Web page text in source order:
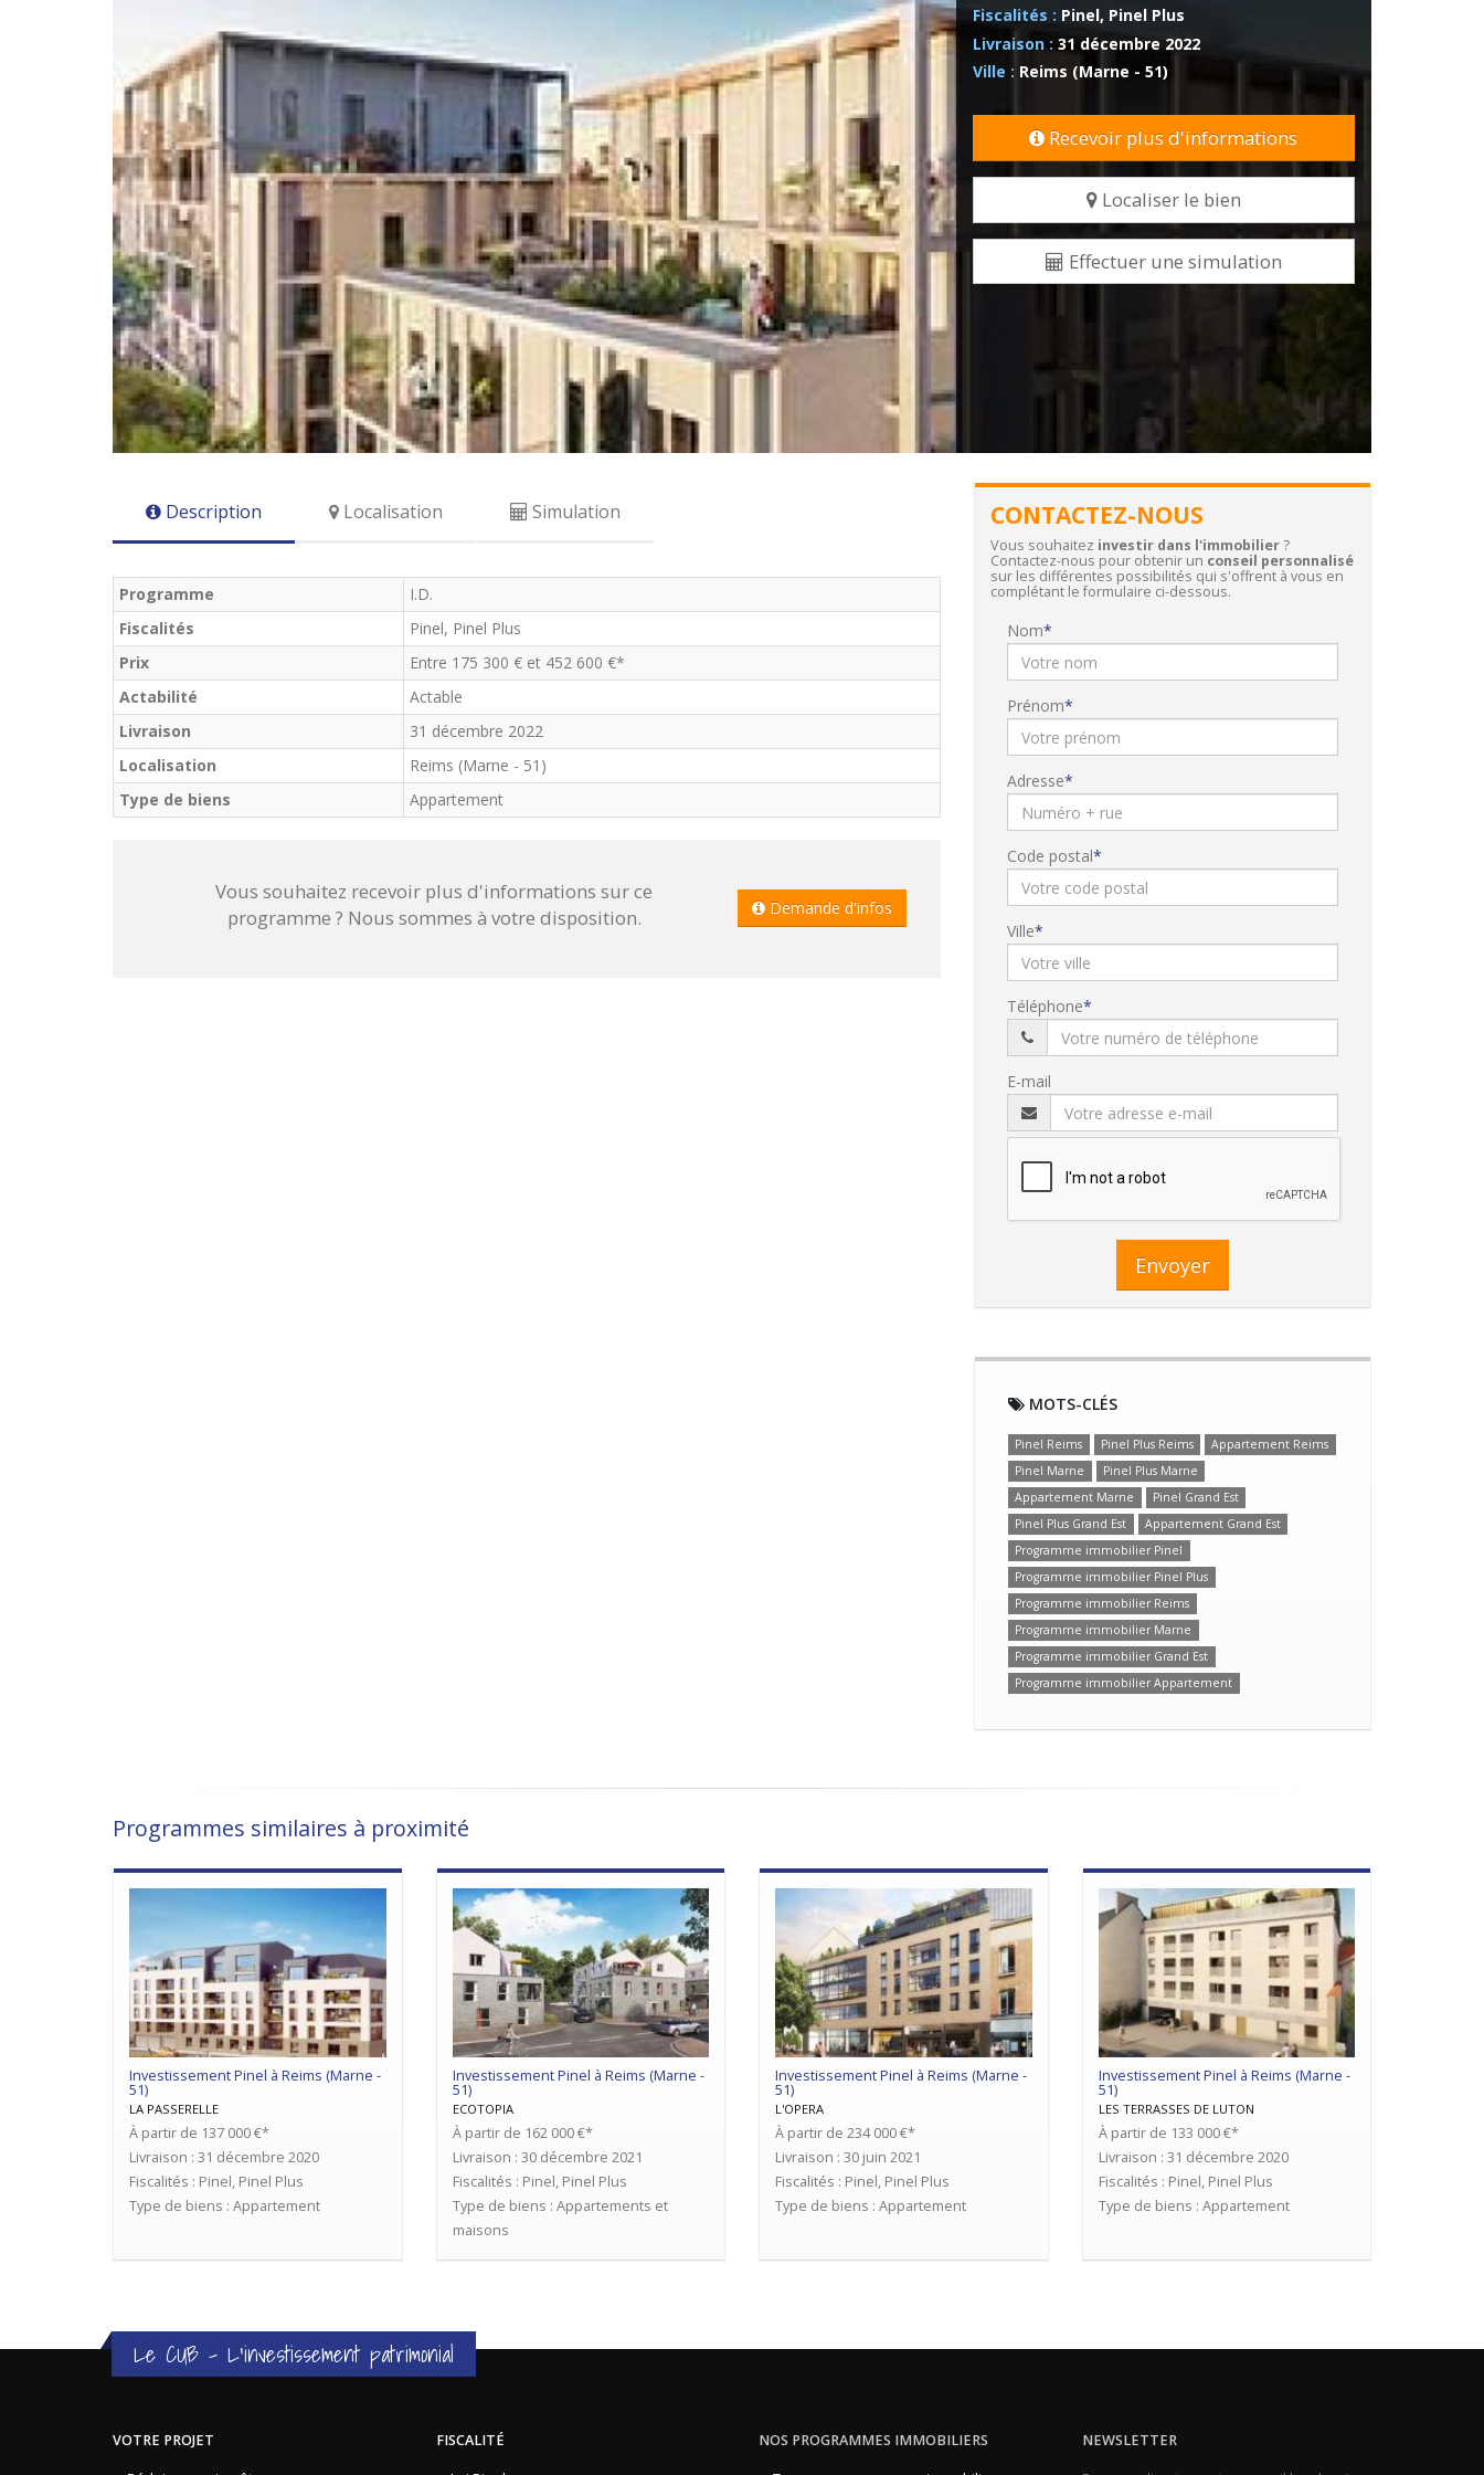
Fiscalités : Pinel, Pinel Plus
Livraison : 31 décembre 2022
Ville : Reims (Marne - 51)
Recevoir plus d'informations
Localiser le bien
Effectuer une simulation
Description Localisation Simulation
Programme
I.D.
Fiscalités
Pinel, Pinel Plus
Prix
Entre 175 300 € et 452 600 €*
Actabilité
Actable
Livraison
31 décembre 2022
Localisation
Reims (Marne - 51)
Type de biens
Appartement
Vous souhaitez recevoir plus d'informations sur ce
programme ? Nous sommes à votre disposition.
Demande d'infos
CONTACTEZ-NOUS
Vous souhaitez investir dans l'immobilier ?
Contactez-nous pour obtenir un conseil personnalisé
sur les différentes possibilités qui s'offrent à vous en
complétant le formulaire ci-dessous.
Nom
Prénom
Adresse
Code postal
Ville
Téléphone
E-mail
Envoyer
MOTS-CLÉS
Pinel Reims Pinel Plus Reims
Appartement Reims
Pinel Marne
Pinel Plus Marne
Appartement Marne
Pinel Grand Est
Pinel Plus Grand Est
Appartement Grand Est
Programme immobilier Pinel
Programme immobilier Pinel Plus
Programme immobilier Reims
Programme immobilier Marne
Programme immobilier Grand Est
Programme immobilier Appartement
Programmes similaires à proximité
Investissement Pinel à Reims (Marne -
51)
LA PASSERELLE
À partir de 137 000 €*
Livraison : 31 décembre 2020
Fiscalités : Pinel, Pinel Plus
Type de biens : Appartement
Investissement Pinel à Reims (Marne -
51)
ECOTOPIA
À partir de 162 000 €*
Livraison : 30 décembre 2021
Fiscalités : Pinel, Pinel Plus
Type de biens : Appartements et
maisons
Investissement Pinel à Reims (Marne -
51)
L'OPERA
À partir de 234 000 €*
Livraison : 30 juin 2021
Fiscalités : Pinel, Pinel Plus
Type de biens : Appartement
Investissement Pinel à Reims (Marne -
51)
LES TERRASSES DE LUTON
À partir de 133 000 €*
Livraison : 31 décembre 2020
Fiscalités : Pinel, Pinel Plus
Type de biens : Appartement
Le CUB - L'investissement patrimonial
VOTRE PROJET FISCALITÉ NOS PROGRAMMES IMMOBILIERS NEWSLETTER